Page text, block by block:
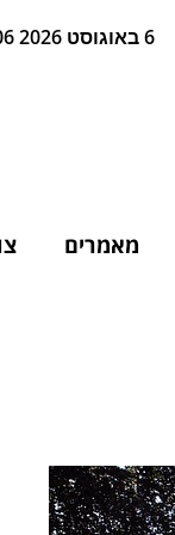
6 באוגוסט 2026 9:06
מאמרים